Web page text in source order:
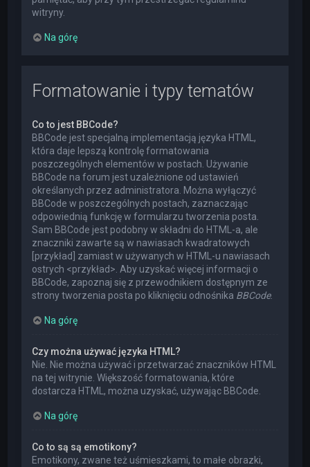
witryny.
Na górę
Formatowanie i typy tematów
Co to jest BBCode?
BBCode jest specjalną implementacją języka HTML,
która daje lepszą kontrolę formatowania
poszczególnych elementów w postach. Używanie
BBCode na forum jest uzależnione od ustawień
określanych przez administratora. Można wyłączyć
BBCode w poszczególnych postach, zaznaczając
odpowiednią funkcję w formularzu tworzenia posta.
Sam BBCode jest podobny w składni do HTML-a, ale
znaczniki zawarte są w nawiasach kwadratowych
[przykład] zamiast w używanych w HTML-u nawiasach
ostrych <przykład>. Aby uzyskać więcej informacji o
BBCode, zapoznaj się z przewodnikiem dostępnym ze
strony tworzenia posta po kliknięciu odnośnika BBCode.
Na górę
Czy można używać języka HTML?
Nie. Nie można używać i przetwarzać znaczników HTML
na tej witrynie. Większość formatowania, które
dostarcza HTML, można uzyskać, używając BBCode.
Na górę
Co to są są emotikony?
Emotikony, zwane też uśmieszkami, to małe obrazki,